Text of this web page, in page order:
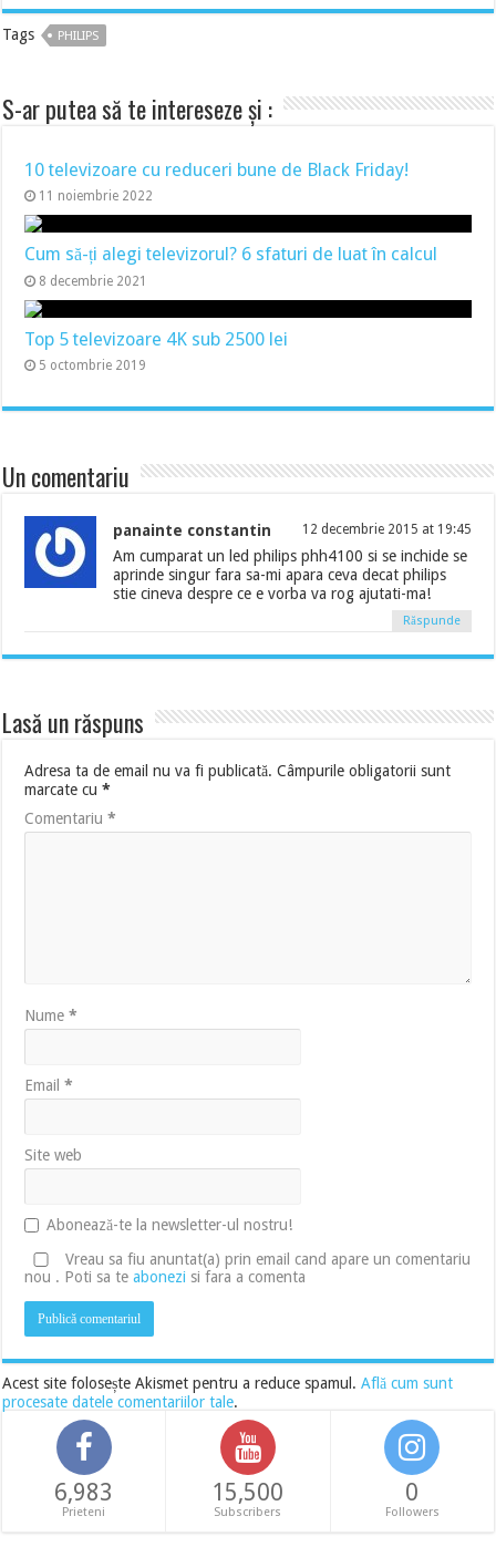
Tags PHILIPS
S-ar putea să te intereseze și :
10 televizoare cu reduceri bune de Black Friday!
11 noiembrie 2022
Cum să-ți alegi televizorul? 6 sfaturi de luat în calcul
8 decembrie 2021
Top 5 televizoare 4K sub 2500 lei
5 octombrie 2019
Un comentariu
panainte constantin 12 decembrie 2015 at 19:45
Am cumparat un led philips phh4100 si se inchide se
aprinde singur fara sa-mi apara ceva decat philips
stie cineva despre ce e vorba va rog ajutati-ma!
Răspunde
Lasă un răspuns
Adresa ta de email nu va fi publicată. Câmpurile obligatorii sunt
marcate cu*
Comentariu*
Nume*
Email*
Site web
Abonează-te la newsletter-ul nostru!
Vreau sa fiu anuntat(a) prin email cand apare un comentariu
nou . Poti sa teabonezi si fara a comenta
Acest site folosește Akismet pentru a reduce spamul.Află cum sunt
procesate datele comentariilor tale.
6,983
Prieteni
15,500
Subscribers
0
Followers